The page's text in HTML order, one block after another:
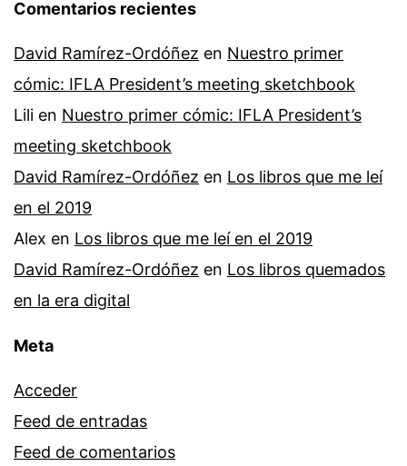
Comentarios recientes
David Ramírez-Ordóñez en Nuestro primer
cómic: IFLA President’s meeting sketchbook
Lili en Nuestro primer cómic: IFLA President’s
meeting sketchbook
David Ramírez-Ordóñez en Los libros que me leí
en el 2019
Alex en Los libros que me leí en el 2019
David Ramírez-Ordóñez en Los libros quemados
en la era digital
Meta
Acceder
Feed de entradas
Feed de comentarios